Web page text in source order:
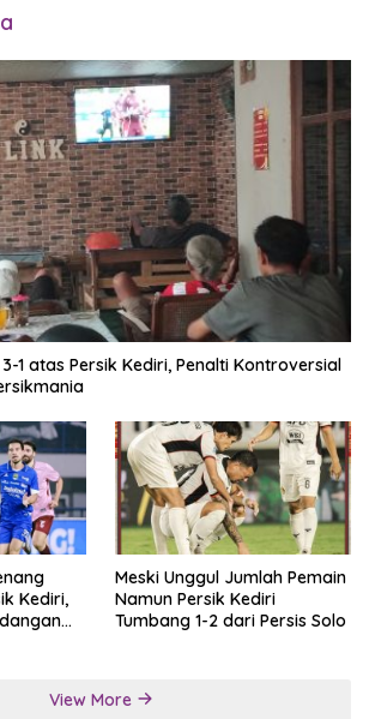
1 atas Persik Kediri, Penalti Kontroversial
Kediri,
Meski Unggul Jumlah Pemain
Namun Persik Kediri
Tumbang 1-2 dari Persis Solo
View More